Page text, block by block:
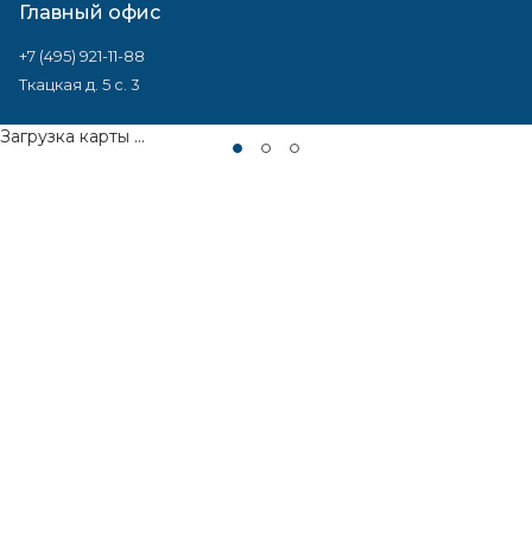
Главный офис
+7 (495) 921-11-88
Ткацкая д. 5 с. 3
Загрузка карты ...